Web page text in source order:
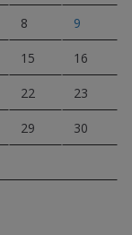
8 9
15 16
22 23
29 30